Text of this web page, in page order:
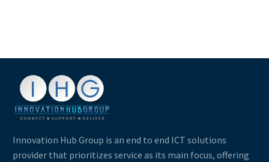
Innovation Hub Group is an end to end ICT solutions
provider that prioritizes service as its main focus, offering